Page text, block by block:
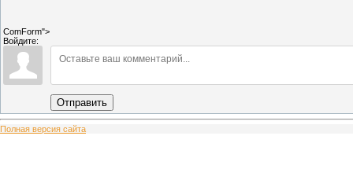
ComForm">
Войдите:
Отправить
Полная версия сайта